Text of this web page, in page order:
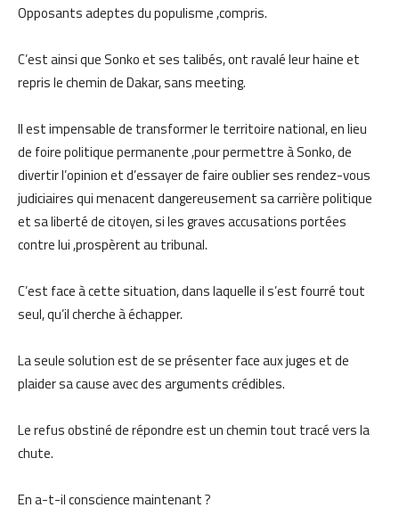
Opposants adeptes du populisme ,compris.
C’est ainsi que Sonko et ses talibés, ont ravalé leur haine et
repris le chemin de Dakar, sans meeting.
Il est impensable de transformer le territoire national, en lieu
de foire politique permanente ,pour permettre à Sonko, de
divertir l’opinion et d’essayer de faire oublier ses rendez-vous
judiciaires qui menacent dangereusement sa carrière politique
et sa liberté de citoyen, si les graves accusations portées
contre lui ,prospèrent au tribunal.
C’est face à cette situation, dans laquelle il s’est fourré tout
seul, qu’il cherche à échapper.
La seule solution est de se présenter face aux juges et de
plaider sa cause avec des arguments crédibles.
Le refus obstiné de répondre est un chemin tout tracé vers la
chute.
En a-t-il conscience maintenant ?